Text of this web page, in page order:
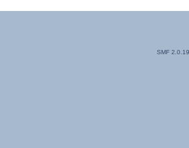
SMF 2.0.19